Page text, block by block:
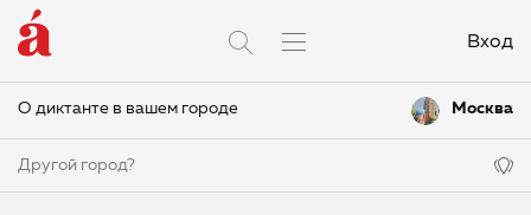
Вход
О диктанте в вашем городе Москва
Другой город?